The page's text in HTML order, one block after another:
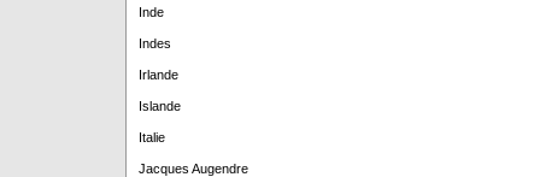
Inde
Indes
Irlande
Islande
Italie
Jacques Augendre